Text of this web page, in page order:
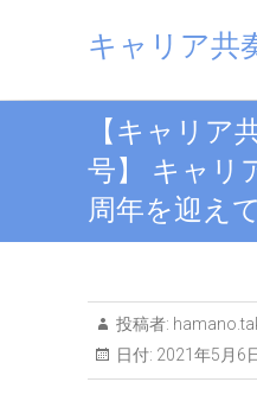
キャリア共
【キャリア
号】 キャリ
周年を迎えて
投稿者:
日付: 2021年5月6